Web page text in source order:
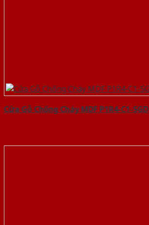
Cửa Gỗ Chống Cháy MDF P1R4-C1-SGD